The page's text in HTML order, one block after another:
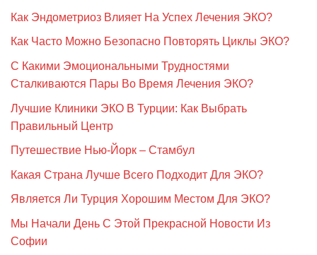
Как Эндометриоз Влияет На Успех Лечения ЭКО?
Как Часто Можно Безопасно Повторять Циклы ЭКО?
С Какими Эмоциональными Трудностями
Сталкиваются Пары Во Время Лечения ЭКО?
Лучшие Клиники ЭКО В Турции: Как Выбрать
Правильный Центр
Путешествие Нью-Йорк – Стамбул
Какая Страна Лучше Всего Подходит Для ЭКО?
Является Ли Турция Хорошим Местом Для ЭКО?
Мы Начали День С Этой Прекрасной Новости Из
Софии